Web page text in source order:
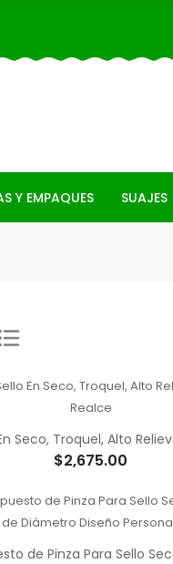
Y EMPAQUES SUAJES
$2,675.00